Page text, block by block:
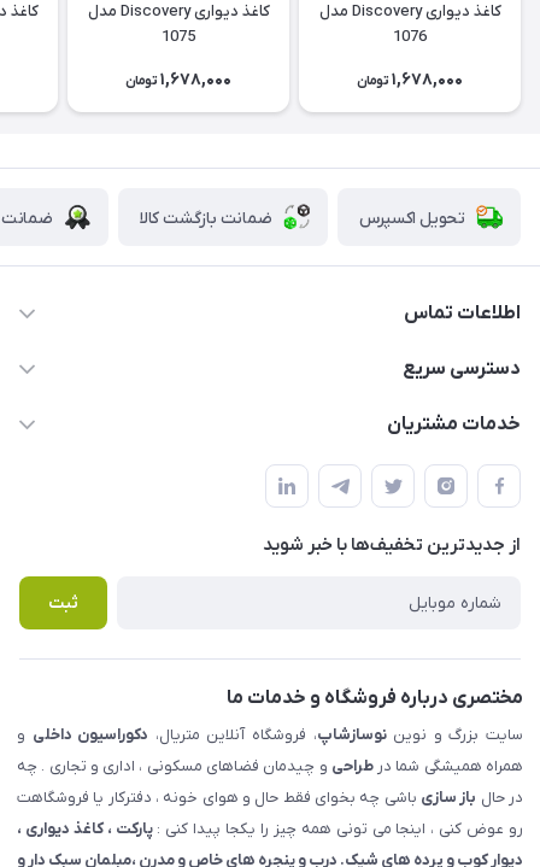
کاغذ دیواری Discovery مدل
1076
1,678,000 تومان
کاغذ دیواری Discovery مدل
1075
1,678,000 تومان
تحویل اکسپرس ضمانت بازگشت کالا ضمانت
اطلاعات تماس
09123855612
املاک مدنی - نوساز شاپ
دسترسی سریع
حساب کاربری
لیست محصولات
درباره ما
خدمات مشتریان
قوانین و مقررات
حریم خصوصی
راهنما
پرسش های متداول
از جدید‌ترین تخفیف‌ها با‌ خبر شوید
ثبت
مختصری درباره فروشگاه و خدمات ما
سایت بزرگ و نویننوسازشاپ، فروشگاه آنلاین متریال، دکوراسیون داخلی و
همراه همیشگی شما درطراحی و چیدمان فضاهای مسکونی ، اداری و تجاری . چه
در حال باز سازی باشی چه بخوای فقط حال و هوای خونه ، دفترکار یا فروشگاهت
رو عوض کنی ، اینجا می تونی همه چیز را یکجا پیدا کنی :پارکت ، کاغذ دیواری ،
دیوار کوب و پرده های شیک. درب و پنجره های خاص و مدرن ،مبلمان سبک دار و